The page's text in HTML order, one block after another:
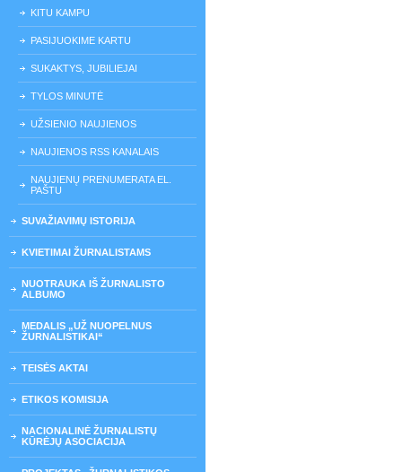
KITU KAMPU
PASIJUOKIME KARTU
SUKAKTYS, JUBILIEJAI
TYLOS MINUTĖ
UŽSIENIO NAUJIENOS
NAUJIENOS RSS KANALAIS
NAUJIENŲ PRENUMERATA EL.
PAŠTU
SUVAŽIAVIMŲ ISTORIJA
KVIETIMAI ŽURNALISTAMS
NUOTRAUKA IŠ ŽURNALISTO
ALBUMO
MEDALIS „UŽ NUOPELNUS
ŽURNALISTIKAI“
TEISĖS AKTAI
ETIKOS KOMISIJA
NACIONALINĖ ŽURNALISTŲ
KŪRĖJŲ ASOCIACIJA